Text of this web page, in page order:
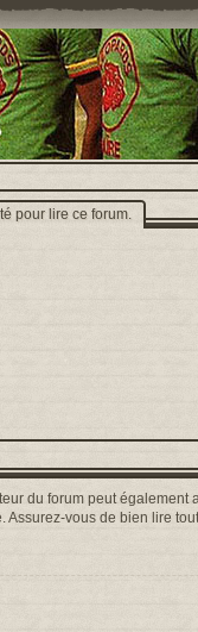
pour lire ce forum.
du forum peut
Assurez-vous de bien lire